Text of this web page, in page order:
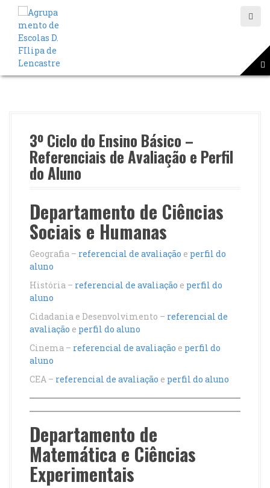
p
3º Ciclo do Ensino Básico –
Referenciais de Avaliação e Perfil
do Aluno
Departamento de Ciências
Sociais e Humanas
Geografia – referencial de avaliação e perfil do
aluno
História – referencial de avaliação e perfil do
aluno
Cidadania e Desenvolvimento – referencial de
avaliação e perfil do aluno
Cinema – referencial de avaliação e perfil do
aluno
CEA – referencial de avaliação e perfil do aluno
Departamento de
Matemática e Ciências
Experimentais